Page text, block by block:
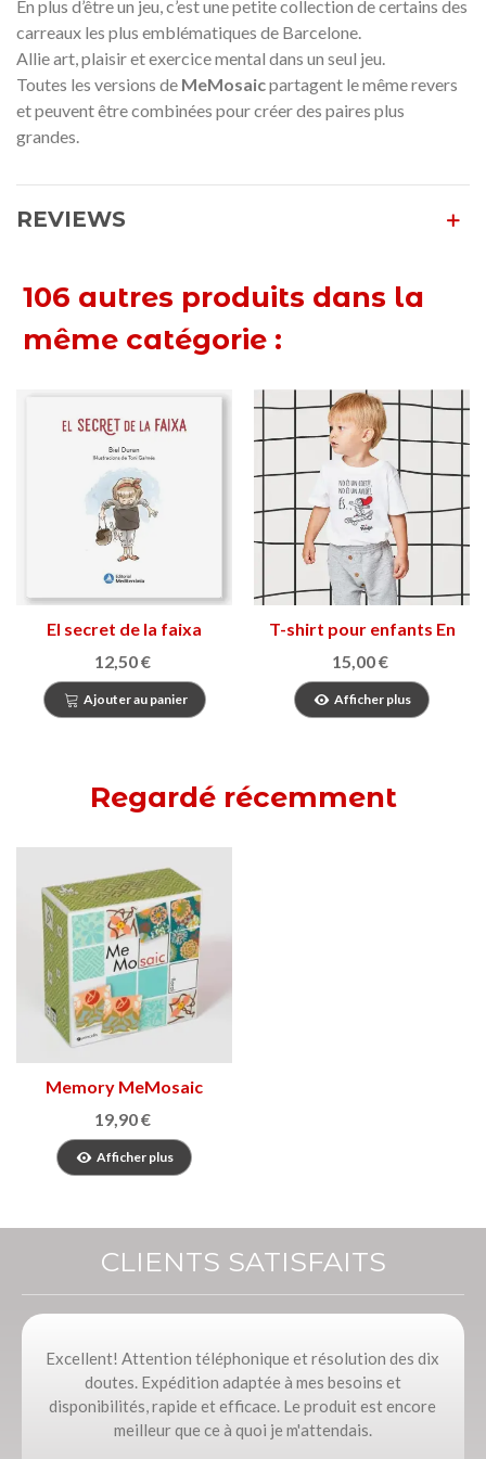
En plus d’être un jeu, c’est une petite collection de certains des
carreaux les plus emblématiques de Barcelone.
Allie art, plaisir et exercice mental dans un seul jeu.
Toutes les versions de MeMosaicpartagent le même revers
et peuvent être combinées pour créer des paires plus
grandes.
REVIEWS
106 autres produits dans la
même catégorie :
El secret de la faixa
12,50 €
Ajouter au panier
T-shirt pour enfants En
Patufet
15,00 €
Afficher plus
Regardé récemment
Memory MeMosaic
19,90 €
Afficher plus
CLIENTS SATISFAITS
Excellent! Attention téléphonique et résolution des dix
doutes. Expédition adaptée à mes besoins et
disponibilités, rapide et efficace. Le produit est encore
meilleur que ce à quoi je m'attendais.